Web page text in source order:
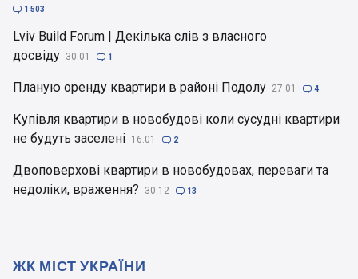
 1 503
Lviv Build Forum | Декілька слів з власного
досвіду 30.01  1
Планую оренду квартири в районі Подолу 27.01  4
Купівля квартири в новобудові коли сусудні квартири
не будуть заселені 16.01  2
Двоповерхові квартири в новобудовах, переваги та
недоліки, враження?
30.12  13
ЖК МІСТ УКРАЇНИ